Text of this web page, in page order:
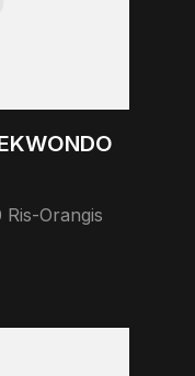
Ris-Orangis